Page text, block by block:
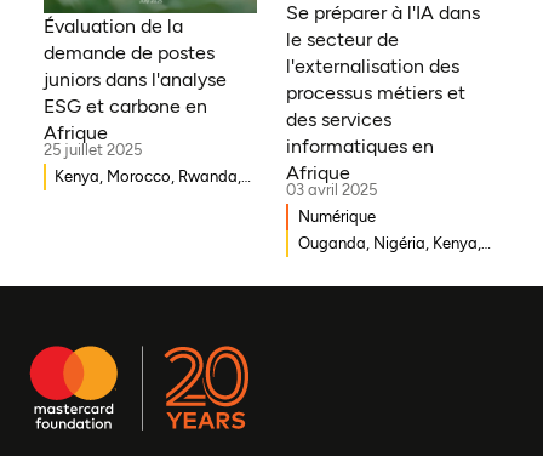
Morocco, Malawi, Tchad,
Syrie, Mali, Togo, Somalie
Évaluation de la
demande de postes
juniors dans l'analyse
ESG et carbone en
Afrique
25 juillet 2025
Kenya, Morocco, Rwanda,
du Congo, Malawi, Gambie,
d'Ivoire, Zambie, Syrie,
Tchad, Eswatini, Zimbabwe,
Tanzanie, Sud Soudan,
Se préparer à l'IA dans
le secteur de
l'externalisation des
processus métiers et
des services
informatiques en
Afrique
03 avril 2025
Numérique
Ouganda, Nigéria, Kenya,